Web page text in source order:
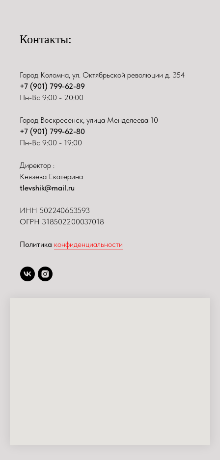
Контакты:
Город Коломна, ул. Октябрьской революции д. 354
+7 (901) 799-62-89
Пн-Вс 9:00 - 20:00
Город Воскресенск, улица Менделеева 10
+7 (901) 799-62-80
Пн-Вс 9:00 - 19:00
Директор :
Князева Екатерина
tlevshik@mail.ru
ИНН 502240653593
ОГРН 318502200037018
Политика конфиденциальности